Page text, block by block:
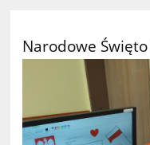
Narodowe